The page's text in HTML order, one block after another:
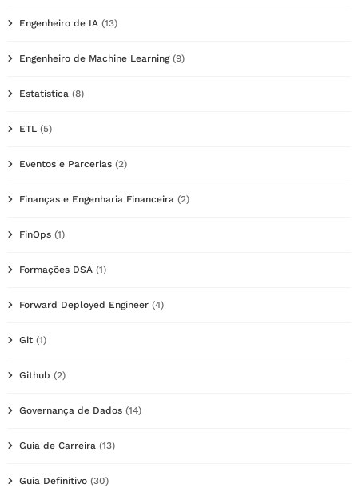
Engenheiro de IA (13)
Engenheiro de Machine Learning(9)
Estatística (8)
ETL (5)
Eventos e Parcerias (2)
Finanças e Engenharia Financeira (2)
FinOps (1)
Formações DSA (1)
Forward Deployed Engineer (4)
Git (1)
Github (2)
Governança de Dados (14)
Guia de Carreira (13)
Guia Definitivo (30)